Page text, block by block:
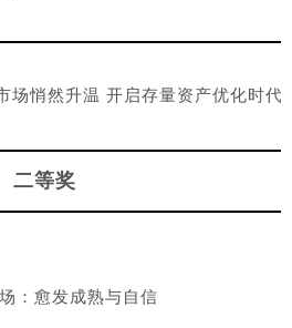
场悄然升温 开启存量资产优化时代
二等奖
：愈发成熟与自信